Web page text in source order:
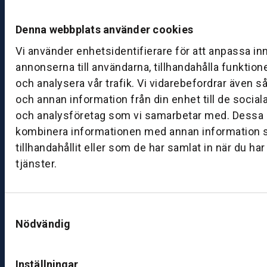
Denna webbplats använder cookies
Vi använder enhetsidentifierare för att anpassa
annonserna till användarna, tillhandahålla
och analysera vår trafik. Vi vidarebefordrar även
och annan information från din enhet till de
och analysföretag som vi samarbetar med. Dessa
kombinera informationen med annan information
tillhandahållit eller som de har samlat in när du
tjänster.
Nödvändig
Inställningar
d
a
0
8:
0
0
–
1
7:
B